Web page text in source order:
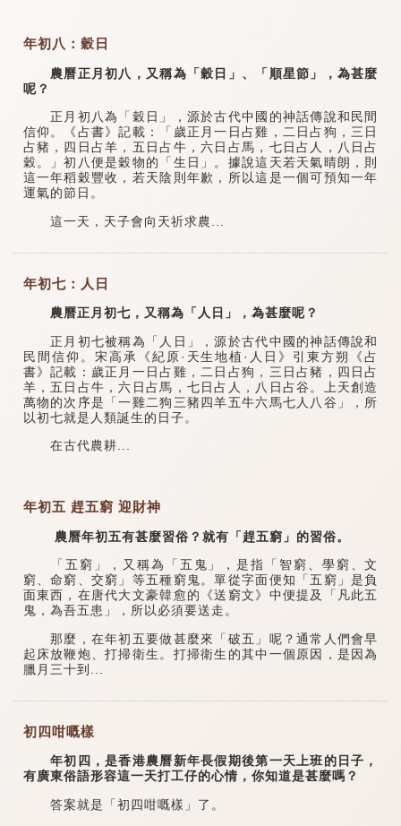
年初八：穀日
農曆正月初八，又稱為「穀日」、「順星節」，為甚麼
呢？
正月初八為「穀日」，源於古代中國的神話傳說和民間
信仰。《占書》記載：「歲正月一日占雞，二日占狗，三日
占豬，四日占羊，五日占牛，六日占馬，七日占人，八日占
穀。」初八便是穀物的「生日」。據說這天若天氣晴朗，則
這一年稻穀豐收，若天陰則年歉，所以這是一個可預知一年
運氣的節日。
這一天，天子會向天祈求農...
年初七：人日
農曆正月初七，又稱為「人日」，為甚麼呢？
正月初七被稱為「人日」，源於古代中國的神話傳說和
民間信仰。宋高承《紀原·天生地植·人日》引東方朔《占
書》記載：歲正月一日占雞，二日占狗，三日占豬，四日占
羊，五日占牛，六日占馬，七日占人，八日占谷。上天創造
萬物的次序是「一雞二狗三豬四羊五牛六馬七人八谷」，所
以初七就是人類誕生的日子。
在古代農耕...
年初五 趕五窮 迎財神
農曆年初五有甚麼習俗？就有「趕五窮」的習俗。
「五窮」，又稱為「五鬼」，是指「智窮、學窮、文
窮、命窮、交窮」等五種窮鬼。單從字面便知「五窮」是負
面東西，在唐代大文豪韓愈的《送窮文》中便提及「凡此五
鬼，為吾五患」，所以必須要送走。
那麼，在年初五要做甚麼來「破五」呢？通常人們會早
起床放鞭炮、打掃衛生。打掃衛生的其中一個原因，是因為
臘月三十到...
初四咁嘅樣
年初四，是香港農曆新年長假期後第一天上班的日子，
有廣東俗語形容這一天打工仔的心情，你知道是甚麼嗎？
答案就是「初四咁嘅樣」了。